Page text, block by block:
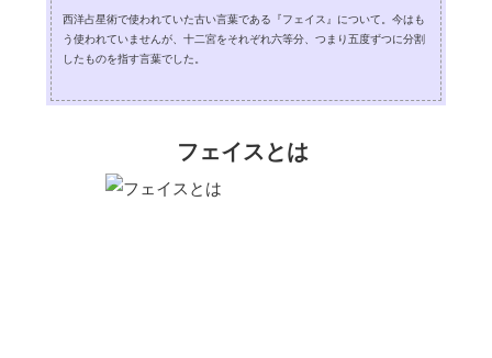
西洋占星術で使われていた古い言葉である『フェイス』について。今はも
う使われていませんが、十二宮をそれぞれ六等分、つまり五度ずつに分割
したものを指す言葉でした。
フェイスとは